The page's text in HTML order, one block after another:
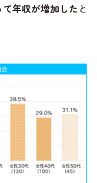
年収が増加した と